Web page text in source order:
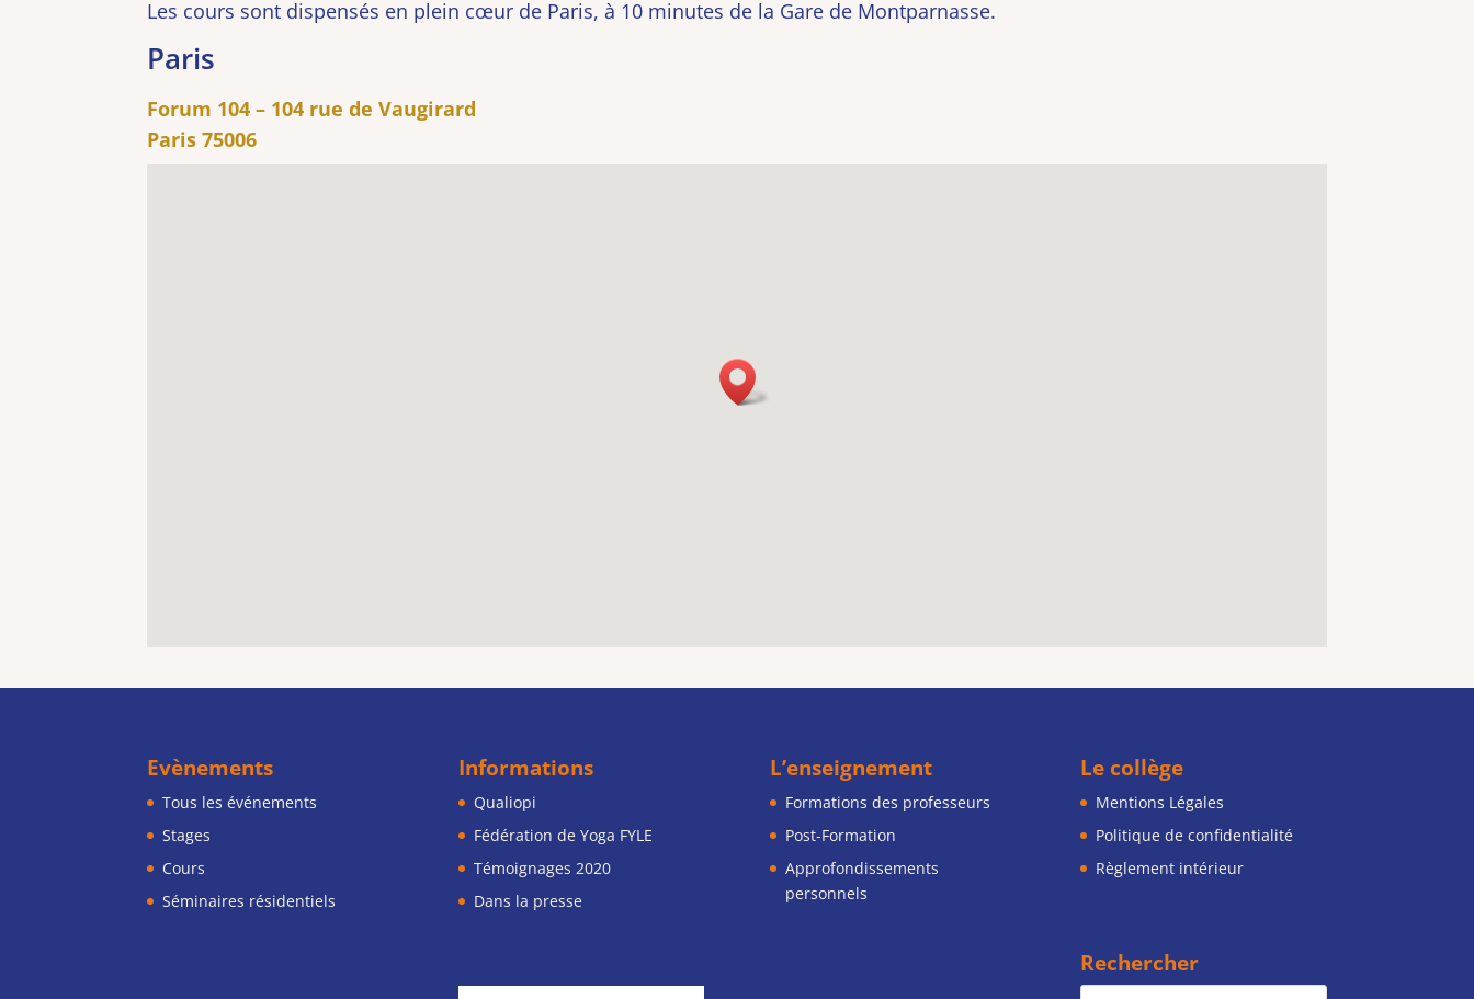
Les cours sont dispensés en plein cœur de Paris, à 10 minutes de la Gare de Montparnasse.
Paris
Forum 104 – 104 rue de Vaugirard
Paris 75006
Evènements
Tous les événements
Stages
Cours
Séminaires résidentiels
Informations
Qualiopi
Fédération de Yoga FYLE
Témoignages 2020
Dans la presse
L’enseignement
Formations des professeurs
Post-Formation
Approfondissements
personnels
Le collège
Mentions Légales
Politique de confidentialité
Règlement intérieur
Rechercher